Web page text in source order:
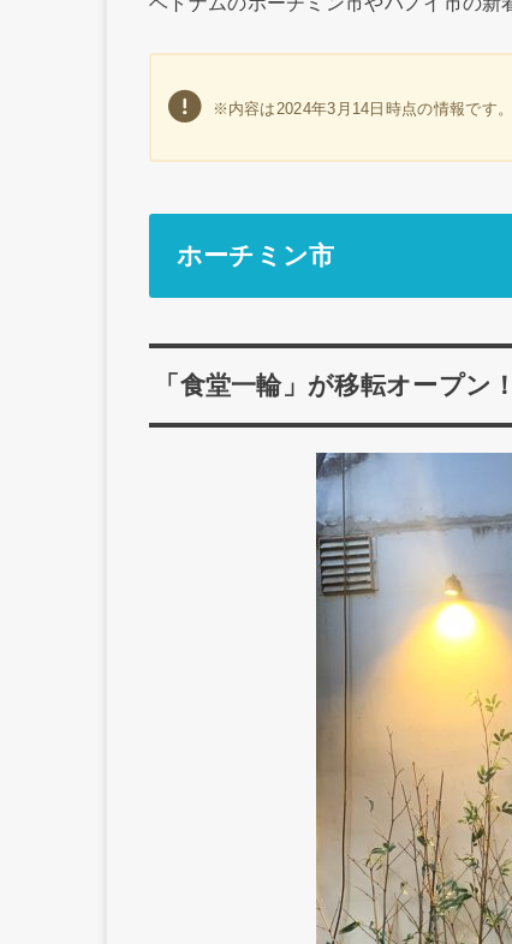
※内容は2024年3月14日時点の情報です。
ホーチミン市
「食堂一輪」が移転オープン！